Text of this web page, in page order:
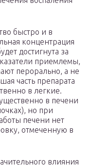
быстро и в
концентрация
достигнута за
приемлемы,
перорально, а не
часть препарата
в легкие.
в печени
но при
печени нет
отмеченную в
влияния